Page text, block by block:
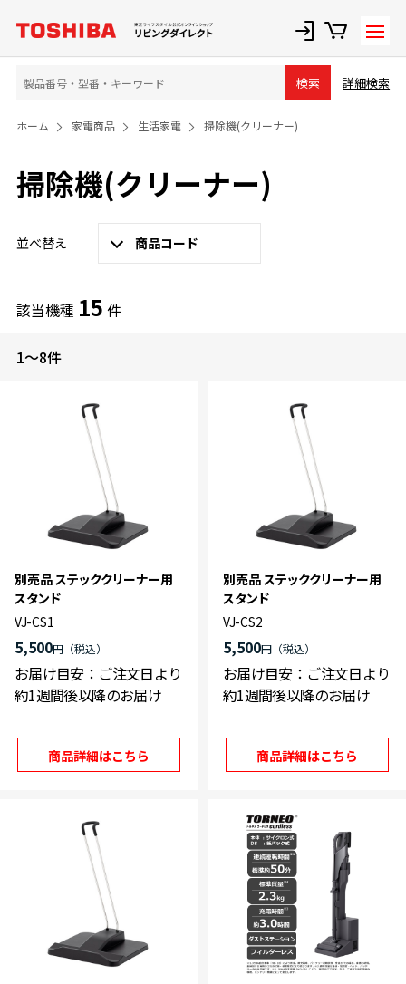
検索 詳細検索
ホーム 家電商品 生活家電 掃除機(クリーナー)
掃除機(クリーナー)
並べ替え 商品コード
該当機種 15 件
1～8件
別売品 ステッククリーナー用
スタンド
VJ-CS1
5,500円
お届け目安：ご注文日より
約1週間後以降のお届け
商品詳細はこちら
別売品 ステッククリーナー用
スタンド
VJ-CS2
5,500円
お届け目安：ご注文日より
約1週間後以降のお届け
商品詳細はこちら